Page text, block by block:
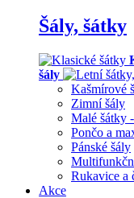
Šály, šátky
šály
Kašmírové
Zimní šály
Malé šátky
Pončo a
Pánské šály
Rukavice a
Akce